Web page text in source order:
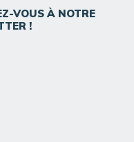
VOUS À NOTRE
!